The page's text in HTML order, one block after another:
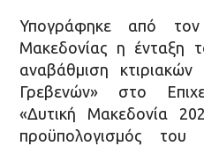
Υπογράφηκε από τον
Μακεδονίας η ένταξη
αναβάθμιση
Γρεβενών» στο
«Δυτική Μακεδονία
προϋπολογισμός